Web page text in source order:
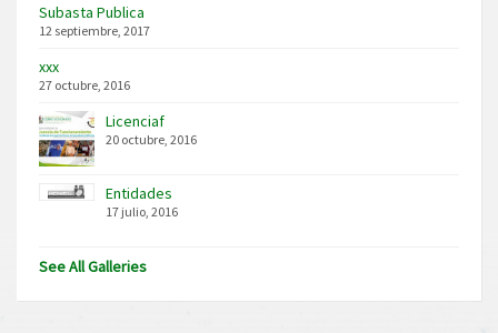
Subasta Publica
12 septiembre, 2017
xxx
27 octubre, 2016
Licenciaf
20 octubre, 2016
Entidades
17 julio, 2016
See All Galleries